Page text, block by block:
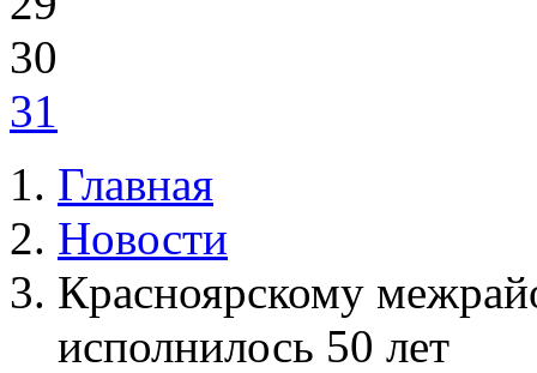
30
31
Главная
Новости
Красноярскому
исполнилось 50 лет